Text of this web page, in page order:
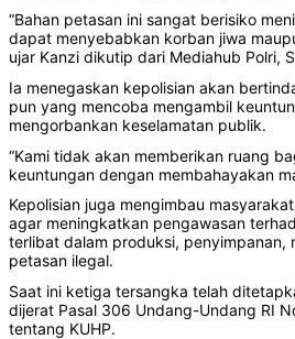
“Bahan petasan ini sangat berisiko
dapat menyebabkan korban jiwa
ujar Kanzi dikutip dari Mediahub Polri,
Ia menegaskan kepolisian akan
pun yang mencoba mengambil
mengorbankan keselamatan publik.
“Kami tidak akan memberikan ruang
keuntungan dengan membahayakan
Kepolisian juga mengimbau
agar meningkatkan pengawasan
terlibat dalam produksi, penyimpanan,
petasan ilegal.
Saat ini ketiga tersangka telah
dijerat Pasal 306 Undang-Undang RI
tentang KUHP.